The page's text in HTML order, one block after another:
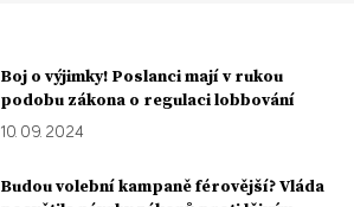
Boj o výjimky! Poslanci mají v rukou
podobu zákona o regulaci lobbování
10. 09. 2024
Budou volební kampaně férovější? Vláda